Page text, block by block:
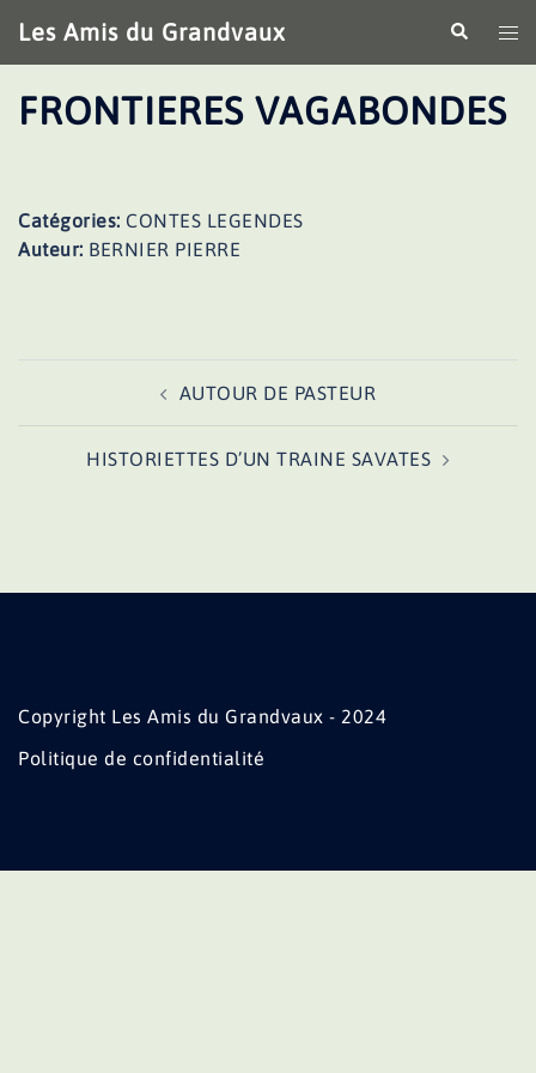
au
contenu
Les Amis du Grandvaux
le
FRONTIERES VAGABONDES
Catégories: CONTES LEGENDES
Auteur: BERNIER PIERRE
AUTOUR DE PASTEUR
HISTORIETTES D’UN TRAINE SAVATES
Copyright Les Amis du Grandvaux - 2024
Politique de confidentialité